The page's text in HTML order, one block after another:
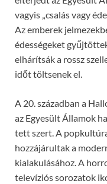
vagyis „csalás vagy
Az emberek
édességeket
elhárítsák a rossz
időt töltsenek el.
A 20. században a
az Egyesült Államok
tett szert. A
hozzájárultak a
kialakulásához. A
televíziós sorozatok